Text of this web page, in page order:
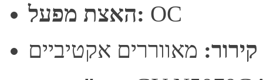
האצת מפעל: OC
קירור: מאווררים אקטיביים